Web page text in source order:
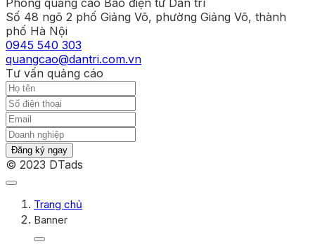
Số 48 ngõ 2 phố Giảng Võ, phường Giảng Võ, thành
phố Hà Nội
0945 540 303
quangcao@dantri.com.vn
Tư vấn quảng cáo
Đăng ký ngay
© 2023 DTads
Trang chủ
Banner